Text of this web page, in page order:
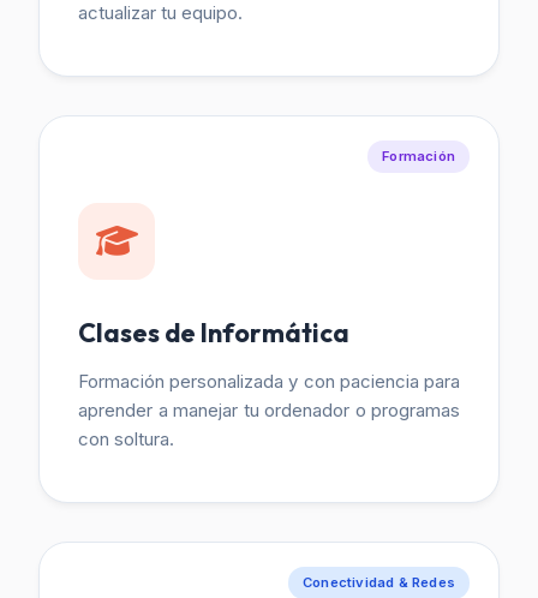
actualizar tu equipo.
Formación
Clases de Informática
Formación personalizada y con paciencia para
aprender a manejar tu ordenador o programas
con soltura.
Conectividad & Redes